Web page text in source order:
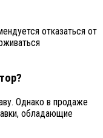
отказаться от
Однако в продаже
обладающие